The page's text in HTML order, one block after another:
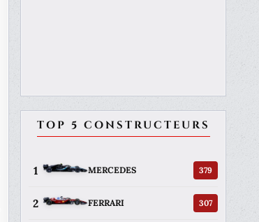
TOP 5 CONSTRUCTEURS
1 MERCEDES 379
2 FERRARI 307